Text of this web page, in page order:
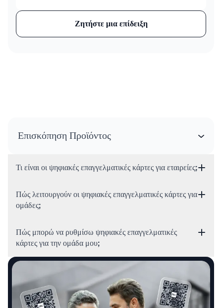
Ζητήστε μια επίδειξη
Επισκόπηση Προϊόντος
Τι είναι οι ψηφιακές επαγγελματικές κάρτες για εταιρείες;
Πώς λειτουργούν οι ψηφιακές επαγγελματικές κάρτες για
ομάδες;
Πώς μπορώ να ρυθμίσω ψηφιακές επαγγελματικές
κάρτες για την ομάδα μου;